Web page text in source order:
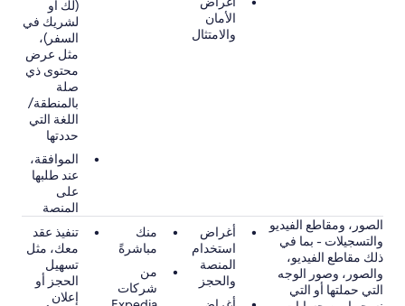
الأمان
والامتثال
(لك أو
لشريك في
السفر)،
مثل عرض
محتوى ذي
صلة
بالمنطقة/
اللغة التي
حددتها
الموافقة،
عند طلبها
على
المنصة
الصور، ومقاطع الفيديو
والتسجيلات - بما في
ذلك مقاطع الفيديو،
والصور، وصور الوجه
التي حملتها أو التي
أغراض
استخدام
المنصة
والحجز
منك
مباشرةً
من
شركات
تنفيذ عقد
معك، مثل
تسهيل
الحجز أو
إعلان